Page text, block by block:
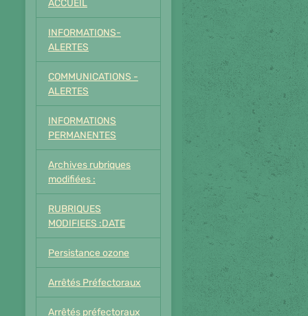
ACCUEIL
INFORMATIONS-
ALERTES
COMMUNICATIONS -
ALERTES
INFORMATIONS
PERMANENTES
Archives rubriques
modifiées :
RUBRIQUES
MODIFIEES :DATE
Persistance ozone
Arrêtés Préfectoraux
Arrêtés préfectoraux